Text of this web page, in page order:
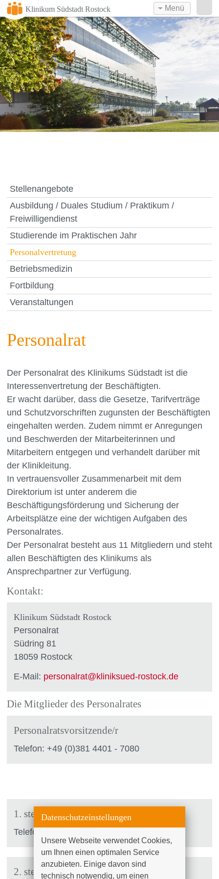
Klinikum Südstadt Rostock Menü
Stellenangebote
Ausbildung / Duales Studium / Praktikum /
Freiwilligendienst
Studierende im Praktischen Jahr
Personalvertretung
Betriebsmedizin
Fortbildung
Veranstaltungen
Personalrat
Der Personalrat des Klinikums Südstadt ist die
Interessenvertretung der Beschäftigten.
Er wacht darüber, dass die Gesetze, Tarifverträge
und Schutzvorschriften zugunsten der Beschäftigten
eingehalten werden. Zudem nimmt er Anregungen
und Beschwerden der Mitarbeiterinnen und
Mitarbeitern entgegen und verhandelt darüber mit
der Klinikleitung.
In vertrauensvoller Zusammenarbeit mit dem
Direktorium ist unter anderem die
Beschäftigungsförderung und Sicherung der
Arbeitsplätze eine der wichtigen Aufgaben des
Personalrates.
Der Personalrat besteht aus 11 Mitgliedern und steht
allen Beschäftigten des Klinikums als
Ansprechpartner zur Verfügung.
Kontakt:
Klinikum Südstadt Rostock
Personalrat
Südring 81
18059 Rostock
E-Mail: personalrat@kliniksued-rostock.de
Die Mitglieder des Personalrates
Personalratsvorsitzende/r
Telefon: +49 (0)381 4401 - 7080
1. stellv. Personalratsvorsitzende/r
Telefon: +49 (0)381 4401 - 7082
2. stellv. Personalratsvorsitzende/r
Datenschutzeinstellungen
Unsere Webseite verwendet Cookies,
um Ihnen einen optimalen Service
anzubieten. Einige davon sind
technisch notwendig, um einen